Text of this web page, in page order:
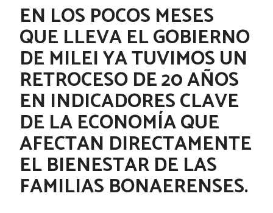
EN LOS POCOS MESES
QUE LLEVA EL GOBIERNO
DE MILEI YA TUVIMOS UN
RETROCESO DE 20 AÑOS
EN INDICADORES CLAVE
DE LA ECONOMÍA QUE
AFECTAN DIRECTAMENTE
EL BIENESTAR DE LAS
FAMILIAS BONAERENSES.